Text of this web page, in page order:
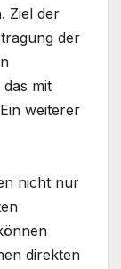
Ziel der
der
mit
weiterer
nicht nur
direkten